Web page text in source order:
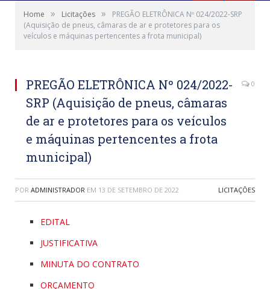
Home » Licitações »
PREGÃO ELETRÔNICA Nº 024/2022-SRP
(Aquisição de pneus, câmaras de ar e protetores para os
veículos e máquinas pertencentes a frota municipal)
PREGÃO ELETRÔNICA Nº 024/2022-
SRP (Aquisição de pneus, câmaras
de ar e protetores para os veículos
e máquinas pertencentes a frota
municipal)
0
POR ADMINISTRADOR EM 13 DE SETEMBRO DE 2022 LICITAÇÕES
EDITAL
JUSTIFICATIVA
MINUTA DO CONTRATO
ORÇAMENTO